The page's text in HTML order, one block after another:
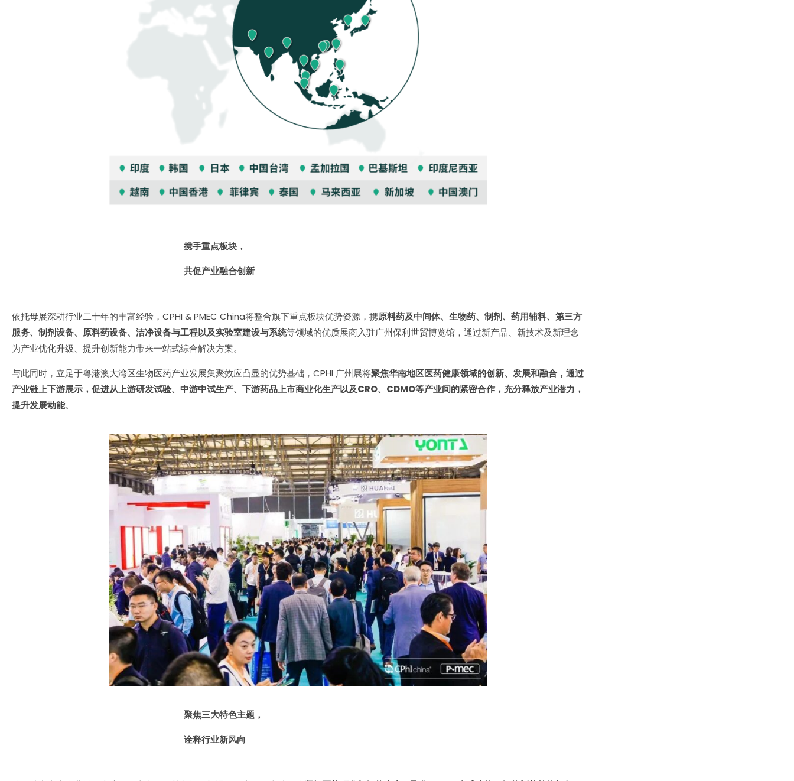
携手重点板块，
共促产业融合创新
依托母展深耕行业二十年的丰富经验，CPHI & PMEC China将整合旗下重点板块优势资源，携原料药及中间体、生物药、制剂、药用辅料、第三方
服务、制剂设备、原料药设备、洁净设备与工程以及实验室建设与系统等领域的优质展商入驻广州保利世贸博览馆，通过新产品、新技术及新理念
为产业优化升级、提升创新能力带来一站式综合解决方案。
与此同时，立足于粤港澳大湾区生物医药产业发展集聚效应凸显的优势基础，CPHI 广州展将聚焦华南地区医药健康领域的创新、发展和融合，通过
产业链上下游展示，促进从上游研发试验、中游中试生产、下游药品上市商业化生产以及CRO、CDMO等产业间的紧密合作，充分释放产业潜力，
提升发展动能。
聚焦三大特色主题，
诠释行业新风向